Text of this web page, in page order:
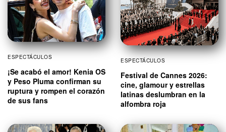
ESPECTÁCULOS
¡Se acabó el amor! Kenia OS
y Peso Pluma confirman su
ruptura y rompen el corazón
de sus fans
ESPECTÁCULOS
Festival de Cannes 2026:
cine, glamour y estrellas
latinas deslumbran en la
alfombra roja